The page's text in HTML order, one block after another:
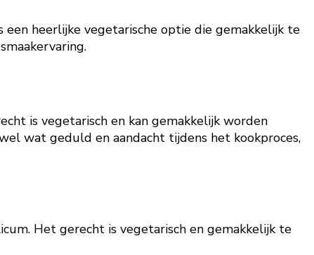
een heerlijke vegetarische optie die gemakkelijk te
is vegetarisch en kan gemakkelijk worden
wat geduld en aandacht tijdens het kookproces,
Het gerecht is vegetarisch en gemakkelijk te